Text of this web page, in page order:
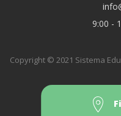
9:00 -
Copyright © 2021 Sistema